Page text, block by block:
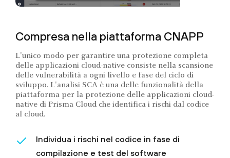
Compresa nella piattaforma CNAPP
L'unico modo per garantire una protezione completa
delle applicazioni cloud-native consiste nella scansione
delle vulnerabilità a ogni livello e fase del ciclo di
sviluppo. L'analisi SCA è una delle funzionalità della
piattaforma per la protezione delle applicazioni cloud-
native di Prisma Cloud che identifica i rischi dal codice
al cloud.
Individua i rischi nel codice in fase di
compilazione e test del software